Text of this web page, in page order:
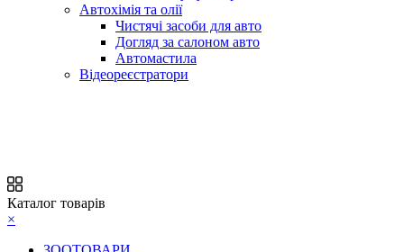
Автохімія та олії
Чистячі засоби для авто
Догляд за салоном авто
Автомастила
Відеореєстратори
Каталог товарів
×